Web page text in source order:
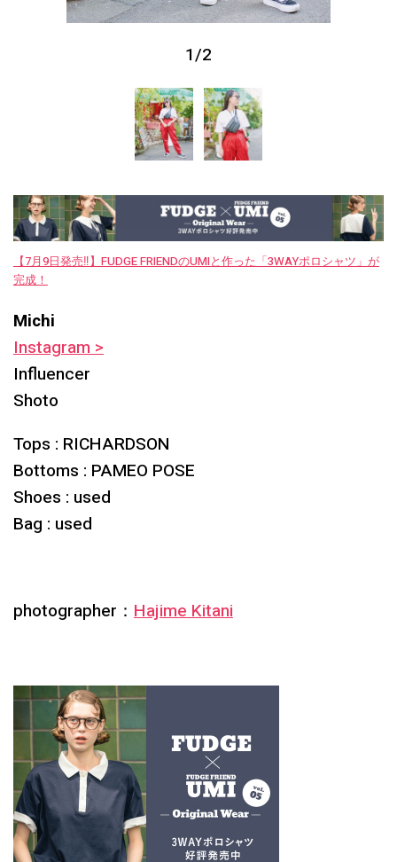
1/2
【7月9日発売‼︎】FUDGE FRIENDのUMIと作った「3WAYポロシャツ」が
完成！
Michi
Instagram >
Influencer
Shoto
Tops : RICHARDSON
Bottoms : PAMEO POSE
Shoes : used
Bag : used
photographer： Hajime Kitani